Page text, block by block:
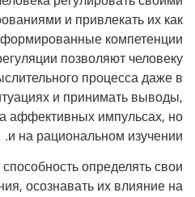
и привлекать их как
компетенции
позволяют человеку
процесса даже в
и принимать выводы,
аффективных импульсах, но
и на рациональном изучении.
определять свои
осознавать их влияние на